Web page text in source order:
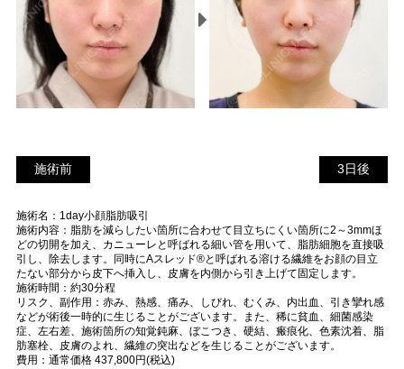
施術前 3日後
施術名：1day小顔脂肪吸引
施術内容：脂肪を減らしたい箇所に合わせて目立ちにくい箇所に2～3mmほ
どの切開を加え、カニューレと呼ばれる細い管を用いて、脂肪細胞を直接吸
引し、除去します。同時にAスレッド®と呼ばれる溶ける繊維をお顔の目立
たない部分から皮下へ挿入し、皮膚を内側から引き上げて固定します。
施術時間：約30分程
リスク、副作用：赤み、熱感、痛み、しびれ、むくみ、内出血、引き攣れ感
などが術後一時的に生じることがございます。また、稀に貧血、細菌感染
症、左右差、施術箇所の知覚鈍麻、ぼこつき、硬結、瘢痕化、色素沈着、脂
肪塞栓、皮膚のよれ、繊維の突出などを生じることがございます。
費用：通常価格 437,800円(税込)